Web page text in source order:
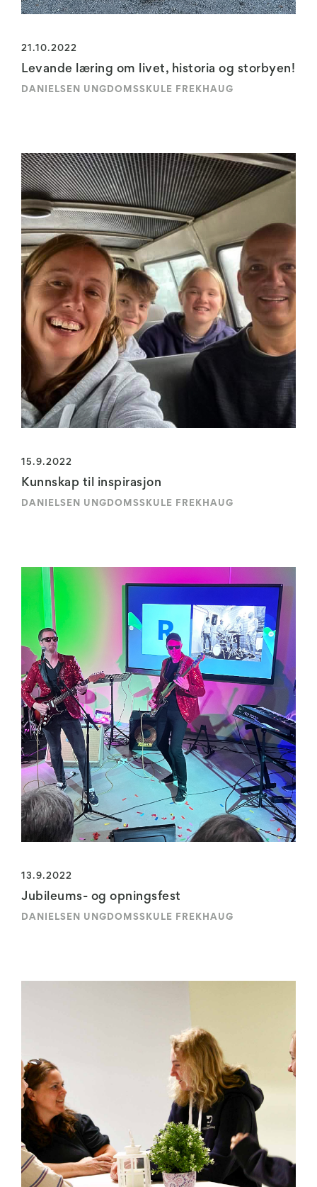
21.10.2022
Levande læring om livet, historia og storbyen!
DANIELSEN UNGDOMSSKULE FREKHAUG
15.9.2022
Kunnskap til inspirasjon
DANIELSEN UNGDOMSSKULE FREKHAUG
13.9.2022
Jubileums- og opningsfest
DANIELSEN UNGDOMSSKULE FREKHAUG